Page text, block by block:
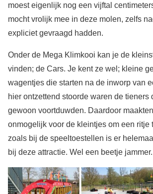
moest eigenlijk nog een vijftal
mocht vrolijk mee in deze molen, zelfs
expliciet gevraagd hadden.
Onder de Mega Klimkooi kan je de
vinden; de Cars. Je kent ze wel; kleine
wagentjes die starten na de inworp van
hier ontzettend stoorde waren de tieners
gewoon voortduwden. Daardoor
onmogelijk voor de kleintjes om een ritje
zoals bij de speeltoestellen is er
bij deze attractie. Wel een beetje jammer.